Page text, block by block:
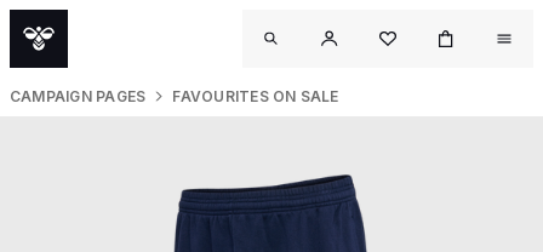
CAMPAIGN PAGES FAVOURITES ON SALE